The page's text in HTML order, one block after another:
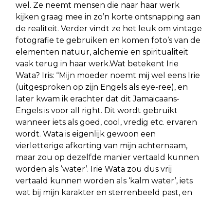
wel. Ze neemt mensen die naar haar werk
kijken graag mee in zo’n korte ontsnapping aan
de realiteit. Verder vindt ze het leuk om vintage
fotografie te gebruiken en komen foto’s van de
elementen natuur, alchemie en spiritualiteit
vaak terug in haar werk.Wat betekent Irie
Wata? Iris: “Mijn moeder noemt mij wel eens Irie
(uitgesproken op zijn Engels als eye-ree), en
later kwam ik erachter dat dit Jamaicaans-
Engels is voor all right. Dit wordt gebruikt
wanneer iets als goed, cool, vredig etc. ervaren
wordt. Wata is eigenlijk gewoon een
vierletterige afkorting van mijn achternaam,
maar zou op dezelfde manier vertaald kunnen
worden als ‘water’. Irie Wata zou dus vrij
vertaald kunnen worden als ‘kalm water’, iets
wat bij mijn karakter en sterrenbeeld past, en